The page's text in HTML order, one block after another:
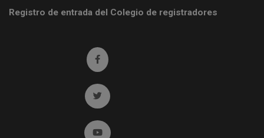
Registro de entrada del Colegio de registradores
Ir a facebook (abre en ventana nueva)
Ir a twitter (abre en ventana nueva)
Ir a YouTube (abre en ventana nueva)